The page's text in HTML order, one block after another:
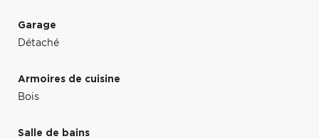
Garage
Détaché
Armoires de cuisine
Bois
Salle de bains